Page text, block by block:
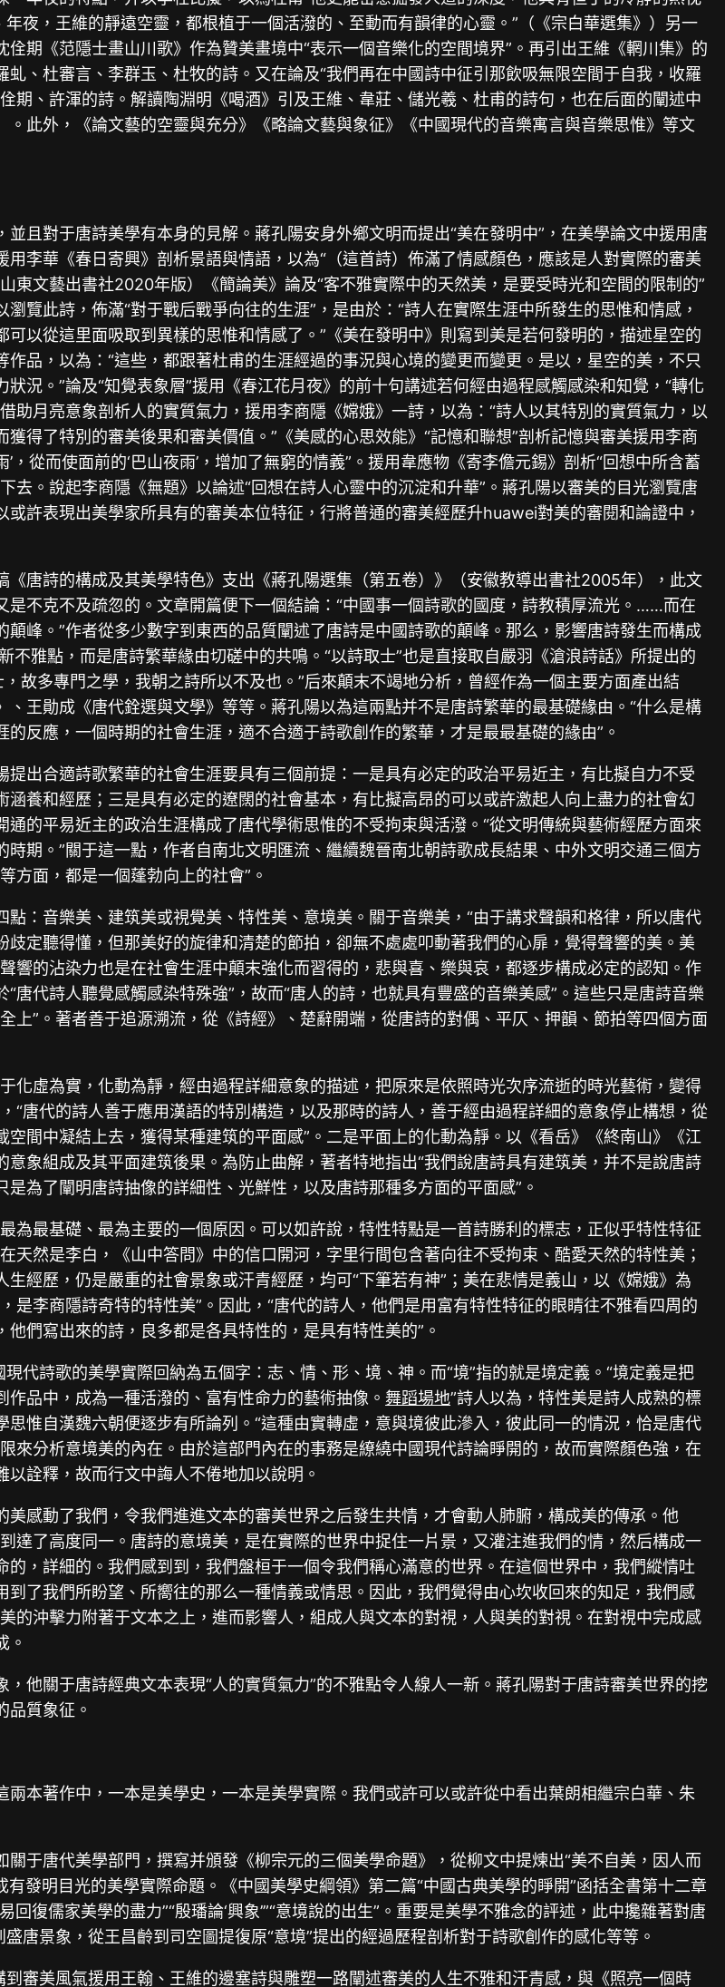
夜，王維的靜遠空靈，都根植于一個活潑的、至動而有韻律的心靈。”（《宗白華選集》）另一
期《范隱士畫山川歌》作為贊美畫境中“表示一個音樂化的空間境界”。再引出王維《輞川集》的
、杜審言、李群玉、杜牧的詩。又在論及“我們再在中國詩中征引那飲吸無限空間于自我，收羅
期、許渾的詩。解讀陶淵明《喝酒》引及王維、韋莊、儲光羲、杜甫的詩句，也在后面的闡述中
此外，《論文藝的空靈與充分》《略論文藝與象征》《中國現代的音樂寓言與音樂思惟》等文
且對于唐詩美學有本身的見解。蔣孔陽安身外鄉文明而提出“美在發明中”，在美學論文中援用唐
李華《春日寄興》剖析景語與情語，以為“（這首詩）佈滿了情感顏色，應該是人對實際的審美
文藝出書社2020年版）《簡論美》論及“客不雅實際中的天然美，是要受時光和空間的限制的”
瀏覽此詩，佈滿“對于戰后戰爭向往的生涯”，是由於：“詩人在實際生涯中所發生的思惟和情感，
以從這里面吸取到異樣的思惟和情感了。”《美在發明中》則寫到美是若何發明的，描述星空的
品，以為：“這些，都跟著杜甫的生涯經過的事況與心境的變更而變更。是以，星空的美，不只
況。”論及“知覺表象層”援用《春江花月夜》的前十句講述若何經由過程感觸感染和知覺，“轉化
助月亮意象剖析人的實質氣力，援用李商隱《嫦娥》一詩，以為：“詩人以其特別的實質氣力，以
得了特別的審美後果和審美價值。”《美感的心思效能》“記憶和聯想”剖析記憶與審美援用李商
，從而使面前的‘巴山夜雨’，增加了無窮的情義”。援用韋應物《寄李儋元錫》剖析“回想中所含蓄
去。說起李商隱《無題》以論述“回想在詩人心靈中的沉淀和升華”。蔣孔陽以審美的目光瀏覽唐
許表現出美學家所具有的審美本位特征，行將普通的審美經歷升huawei對美的審閱和論證中，
唐詩的構成及其美學特色》支出《蔣孔陽選集（第五卷）》（安徽教導出書社2005年），此文
不克不及疏忽的。文章開篇便下一個結論：“中國事一個詩歌的國度，詩教積厚流光。……而在
峰。”作者從多少數字到東西的品質闡述了唐詩是中國詩歌的顛峰。那么，影響唐詩發生而構成
雅點，而是唐詩繁華緣由切磋中的共鳴。“以詩取士”也是直接取自嚴羽《滄浪詩話》所提出的
故多專門之學，我朝之詩所以不及也。”后來顛末不竭地分析，曾經作為一個主要方面產出結
王勛成《唐代銓選與文學》等等。蔣孔陽以為這兩點并不是唐詩繁華的最基礎緣由。“什么是構
反應，一個時期的社會生涯，適不合適于詩歌創作的繁華，才是最最基礎的緣由”。
出合適詩歌繁華的社會生涯要具有三個前提：一是具有必定的政治平易近主，有比擬自力不受
養和經歷；三是具有必定的遼闊的社會基本，有比擬高昂的可以或許激起人向上盡力的社會幻
的平易近主的政治生涯構成了唐代學術思惟的不受拘束與活潑。“從文明傳統與藝術經歷方面來
期。”關于這一點，作者自南北文明匯流、繼續魏晉南北朝詩歌成長結果、中外文明交通三個方
方面，都是一個蓬勃向上的社會”。
：音樂美、建筑美或視覺美、特性美、意境美。關于音樂美，“由于講求聲韻和格律，所以唐代
定聽得懂，但那美好的旋律和清楚的節拍，卻無不處處叩動著我們的心扉，覺得聲響的美。美
響的沾染力也是在社會生涯中顛末強化而習得的，悲與喜、樂與哀，都逐步構成必定的認知。作
代詩人聽覺感觸感染特殊強”，故而“唐人的詩，也就具有豐盛的音樂美感”。這些只是唐詩音樂
上”。著者善于追源溯流，從《詩經》、楚辭開端，從唐詩的對偶、平仄、押韻、節拍等四個方面
化虛為實，化動為靜，經由過程詳細意象的描述，把原來是依照時光次序流逝的時光藝術，變得
“唐代的詩人善于應用漢語的特別構造，以及那時的詩人，善于經由過程詳細的意象停止構想，從
間中凝結上去，獲得某種建筑的平面感”。二是平面上的化動為靜。以《看岳》《終南山》《江
象組成及其平面建筑後果。為防止曲解，著者特地指出“我們說唐詩具有建筑美，并不是說唐詩
為了闡明唐詩抽像的詳細性、光鮮性，以及唐詩那種多方面的平面感”。
為最基礎、最為主要的一個原因。可以如許說，特性特點是一首詩勝利的標志，正似乎特性特征
天然是李白，《山中答問》中的信口開河，字里行間包含著向往不受拘束、酷愛天然的特性美；
經歷，仍是嚴重的社會景象或汗青經歷，均可“下筆若有神”；美在悲情是義山，以《嫦娥》為
李商隱詩奇特的特性美”。因此，“唐代的詩人，他們是用富有特性特征的眼睛往不雅看四周的
們寫出來的詩，良多都是各具特性的，是具有特性美的”。
代詩歌的美學實際回納為五個字：志、情、形、境、神。而“境”指的就是境定義。“境定義是把
品中，成為一種活潑的、富有性命力的藝術抽像。 舞蹈場地”詩人以為，特性美是詩人成熟的標
惟自漢魏六朝便逐步有所論列。“這種由實轉虛，意與境彼此滲入，彼此同一的情況，恰是唐代
來分析意境美的內在。由於這部門內在的事務是繚繞中國現代詩論睜開的，故而實際顏色強，在
詮釋，故而行文中誨人不倦地加以說明。
感動了我們，令我們進進文本的審美世界之后發生共情，才會動人肺腑，構成美的傳承。他
達了高度同一。唐詩的意境美，是在實際的世界中捉住一片景，又灌注進我們的情，然后構成一
，詳細的。我們感到到，我們盤桓于一個令我們稱心滿意的世界。在這個世界中，我們縱情吐
了我們所盼望、所嚮往的那么一種情義或情思。因此，我們覺得由心坎收回來的知足，我們感
的沖擊力附著于文本之上，進而影響人，組成人與文本的對視，人與美的對視。在對視中完成感
。
他關于唐詩經典文本表現“人的實質氣力”的不雅點令人線人一新。蔣孔陽對于唐詩審美世界的挖
品質象征。
本著作中，一本是美學史，一本是美學實際。我們或許可以或許從中看出葉朗相繼宗白華、朱
于唐代美學部門，撰寫并頒發《柳宗元的三個美學命題》，從柳文中提煉出“美不自美，因人而
發明目光的美學實際命題。《中國美學史綱領》第二篇“中國古典美學的睜開”函括全書第十二章
回復儒家美學的盡力”“殷璠論‘興象’”“意境說的出生”。重要是美學不雅念的評述，此中攙雜著對唐
唐景象，從王昌齡到司空圖提復原“意境”提出的經過歷程剖析對于詩歌創作的感化等等。
審美風氣援用王翰、王維的邊塞詩與雕塑一路闡述審美的人生不雅和汗青感，與《照亮一個時